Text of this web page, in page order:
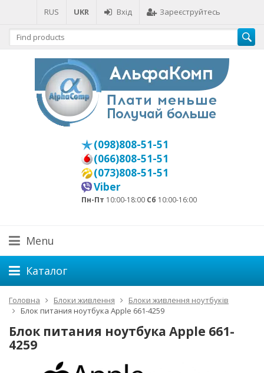
RUS UKR Вхід Зареєструйтесь
(098)808-51-51
(066)808-51-51
(073)808-51-51
Viber
Пн-Пт 10:00-18:00 Сб 10:00-16:00
Menu
Каталог
Головна Блоки живлення
Блоки живлення ноутбуків
Блок питания ноутбука Apple 661-4259
Блок питания ноутбука Apple 661-
4259